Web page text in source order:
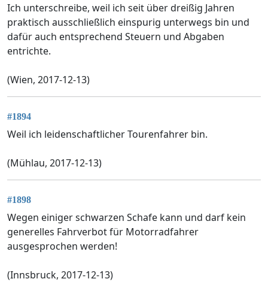
Ich unterschreibe, weil ich seit über dreißig Jahren
praktisch ausschließlich einspurig unterwegs bin und
dafür auch entsprechend Steuern und Abgaben
entrichte.
(Wien, 2017-12-13)
#1894
Weil ich leidenschaftlicher Tourenfahrer bin.
(Mühlau, 2017-12-13)
#1898
Wegen einiger schwarzen Schafe kann und darf kein
generelles Fahrverbot für Motorradfahrer
ausgesprochen werden!
(Innsbruck, 2017-12-13)